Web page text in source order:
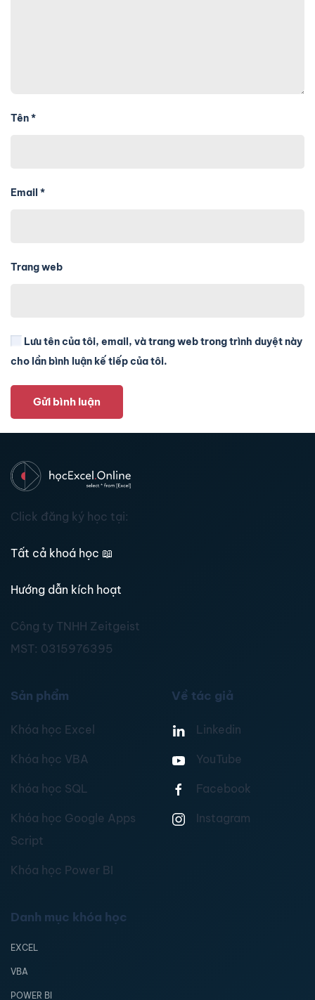
Tên*
Email *
Trang web
Lưu tên của tôi, email, và trang web trong trình duyệt này
cho lần bình luận kế tiếp của tôi.
Gửi bình luận
Click đăng ký học tại:
Tất cả khoá học 📖
Hướng dẫn kích hoạt
Công ty TNHH Zeitgeist
MST: 0315976395
Sản phẩm
Khóa học Excel
Khóa học VBA
Khóa học SQL
Khóa học Google Apps
Script
Khóa học Power BI
Về tác giả
Linkedin
YouTube
Facebook
Instagram
Danh mục khóa học
EXCEL
VBA
POWER BI